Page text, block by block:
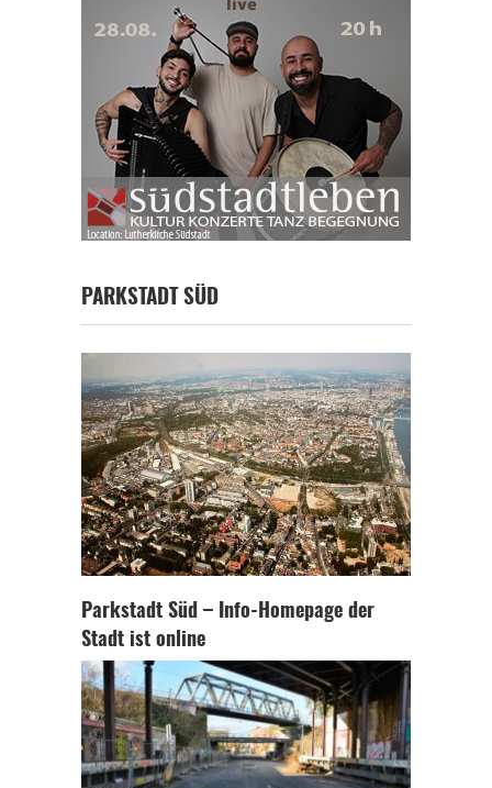
PARKSTADT SÜD
Parkstadt Süd – Info-Homepage der
Stadt ist online